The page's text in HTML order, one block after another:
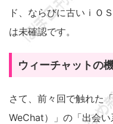
ド、ならびに古いｉＯ
は未確認です。
ウィーチャットの
さて、前々回で触れた
WeChat）」の「出会